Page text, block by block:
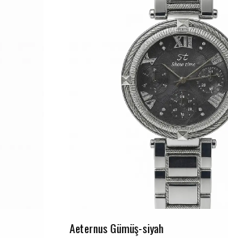
Aeternus Gümüş-siyah